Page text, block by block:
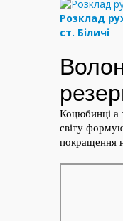
Розклад
ст. Біличі